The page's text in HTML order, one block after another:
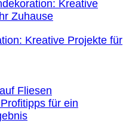
Kreative Projekte für